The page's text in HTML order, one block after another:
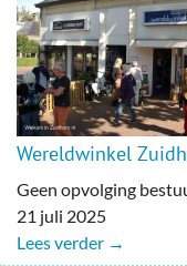
Wereldwinkel
Geen opvolging
21 juli 2025
Lees verder →